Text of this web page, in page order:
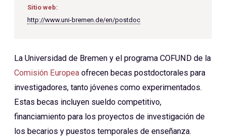
Sitio web:
http://www.uni-bremen.de/en/postdoc
La Universidad de Bremen y el programa COFUND de la
Comisión Europea ofrecen becas postdoctorales para
investigadores, tanto jóvenes como experimentados.
Estas becas incluyen sueldo competitivo,
financiamiento para los proyectos de investigación de
los becarios y puestos temporales de enseñanza.